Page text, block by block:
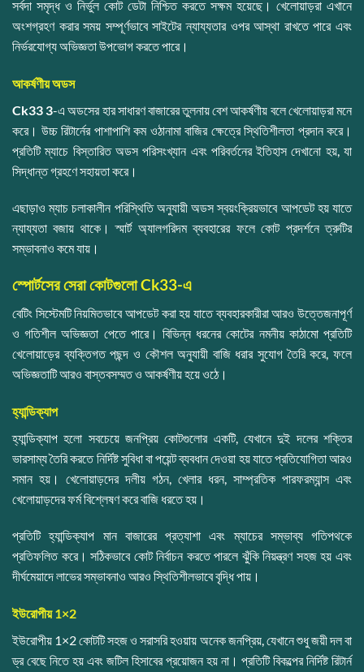
সর্বদা সমৃদ্ধ ও নির্ভুল কোট ডেটা নিশ্চিত করতে সক্ষম হয়েছে। খেলোয়াড়রা এখানে
অংশগ্রহণ করার সময় সম্পূর্ণভাবে সাইটের ন্যায্যতার ওপর আস্থা রাখতে পারে এবং
নির্ভরযোগ্য অভিজ্ঞতা উপভোগ করতে পারে।
আকর্ষণীয় অডস
Ck33 3-এ অডসের হার সাধারণ বাজারের তুলনায় বেশ আকর্ষণীয় বলে খেলোয়াড়রা মনে
করে। উচ্চ রিটার্নের পাশাপাশি কম ওঠানামা বাজির ক্ষেত্রে স্থিতিশীলতা প্রদান করে।
প্রতিটি ম্যাচে বিস্তারিত অডস পরিসংখ্যান এবং পরিবর্তনের ইতিহাস দেখানো হয়, যা
সিদ্ধান্ত গ্রহণে সহায়তা করে।
এছাড়াও ম্যাচ চলাকালীন পরিস্থিতি অনুযায়ী অডস স্বয়ংক্রিয়ভাবে আপডেট হয় যাতে
ন্যায্যতা বজায় থাকে। স্মার্ট অ্যালগরিদম ব্যবহারের ফলে কোট প্রদর্শনে ত্রুটির
সম্ভাবনাও কমে যায়।
স্পোর্টসের সেরা কোটগুলো Ck33-এ
বেটিং সিস্টেমটি নিয়মিতভাবে আপডেট করা হয় যাতে ব্যবহারকারীরা আরও উত্তেজনাপূর্ণ
ও গতিশীল অভিজ্ঞতা পেতে পারে। বিভিন্ন ধরনের কোটের নমনীয় কাঠামো প্রতিটি
খেলোয়াড়ের ব্যক্তিগত পছন্দ ও কৌশল অনুযায়ী বাজি ধরার সুযোগ তৈরি করে, ফলে
অভিজ্ঞতাটি আরও বাস্তবসম্মত ও আকর্ষণীয় হয়ে ওঠে।
হ্যান্ডিক্যাপ
হ্যান্ডিক্যাপ হলো সবচেয়ে জনপ্রিয় কোটগুলোর একটি, যেখানে দুই দলের শক্তির
ভারসাম্য তৈরি করতে নির্দিষ্ট সুবিধা বা পয়েন্ট ব্যবধান দেওয়া হয় যাতে প্রতিযোগিতা আরও
সমান হয়। খেলোয়াড়দের দলীয় গঠন, খেলার ধরন, সাম্প্রতিক পারফরম্যান্স এবং
খেলোয়াড়দের ফর্ম বিশ্লেষণ করে বাজি ধরতে হয়।
প্রতিটি হ্যান্ডিক্যাপ মান বাজারের প্রত্যাশা এবং ম্যাচের সম্ভাব্য গতিপথকে
প্রতিফলিত করে। সঠিকভাবে কোট নির্বাচন করতে পারলে ঝুঁকি নিয়ন্ত্রণ সহজ হয় এবং
দীর্ঘমেয়াদে লাভের সম্ভাবনাও আরও স্থিতিশীলভাবে বৃদ্ধি পায়।
ইউরোপীয় 1×2
ইউরোপীয় 1×2 কোটটি সহজ ও সরাসরি হওয়ায় অনেক জনপ্রিয়, যেখানে শুধু জয়ী দল বা
ড্র বেছে নিতে হয় এবং জটিল হিসাবের প্রয়োজন হয় না। প্রতিটি বিকল্পের নির্দিষ্ট রিটার্ন